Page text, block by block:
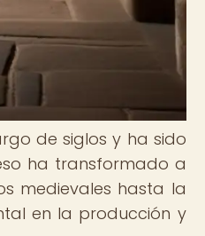
de siglos y ha sido
ha transformado a
medievales hasta la
en la producción y